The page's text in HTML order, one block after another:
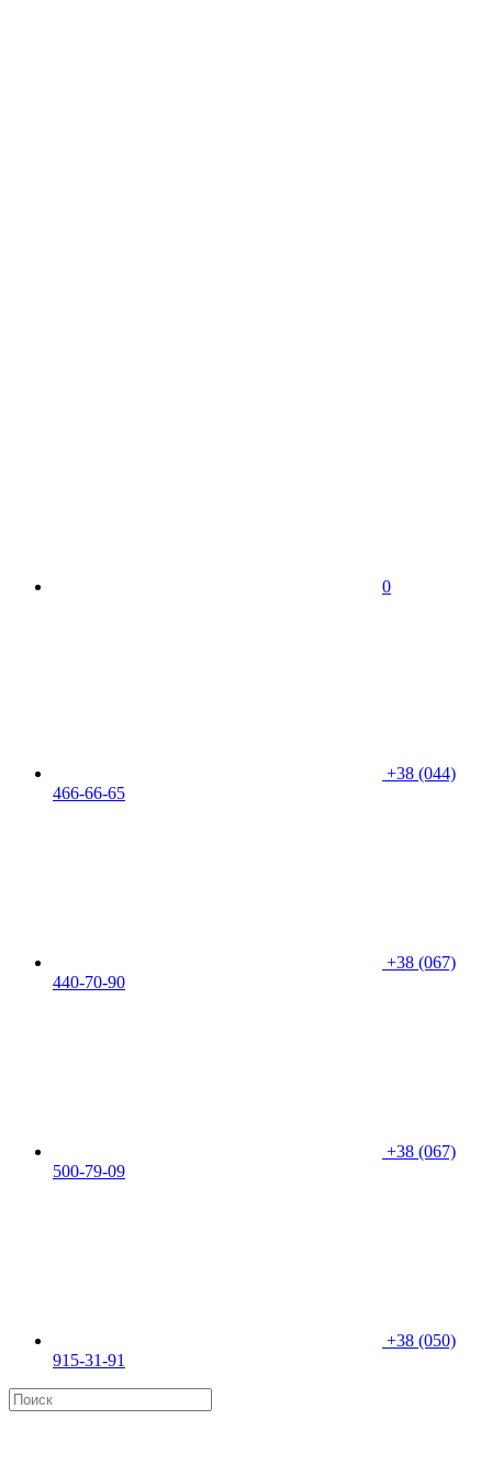
0
+38 (044)
466-66-65
+38 (067)
440-70-90
+38 (067)
500-79-09
+38 (050)
915-31-91